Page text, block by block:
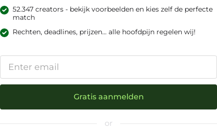
52.347 creators - bekijk voorbeelden en kies zelf de perfecte
match
Rechten, deadlines, prijzen... alle hoofdpijn regelen wij!
Gratis aanmelden
or